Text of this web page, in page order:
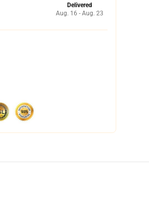
Delivered
Aug. 16 - Aug. 23